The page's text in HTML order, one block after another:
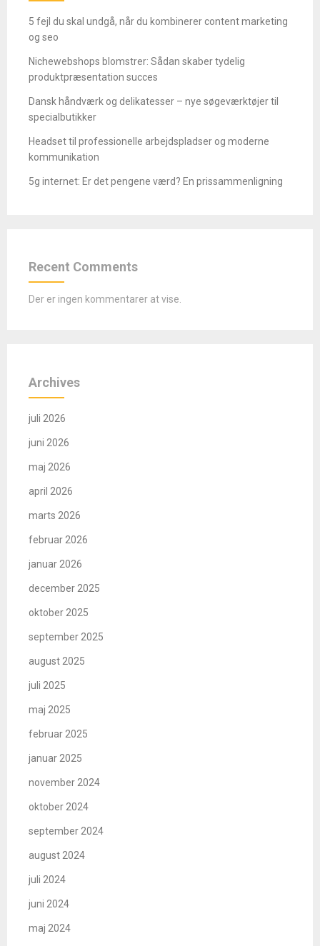
5 fejl du skal undgå, når du kombinerer content marketing
og seo
Nichewebshops blomstrer: Sådan skaber tydelig
produktpræsentation succes
Dansk håndværk og delikatesser – nye søgeværktøjer til
specialbutikker
Headset til professionelle arbejdspladser og moderne
kommunikation
5g internet: Er det pengene værd? En prissammenligning
Recent Comments
Der er ingen kommentarer at vise.
Archives
juli 2026
juni 2026
maj 2026
april 2026
marts 2026
februar 2026
januar 2026
december 2025
oktober 2025
september 2025
august 2025
juli 2025
maj 2025
februar 2025
januar 2025
november 2024
oktober 2024
september 2024
august 2024
juli 2024
juni 2024
maj 2024